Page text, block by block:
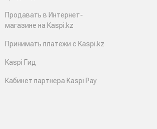
Продавать в Интернет-
магазине на Kaspi.kz
Принимать платежи с Kaspi.kz
Kaspi Гид
Кабинет партнера Kaspi Pay